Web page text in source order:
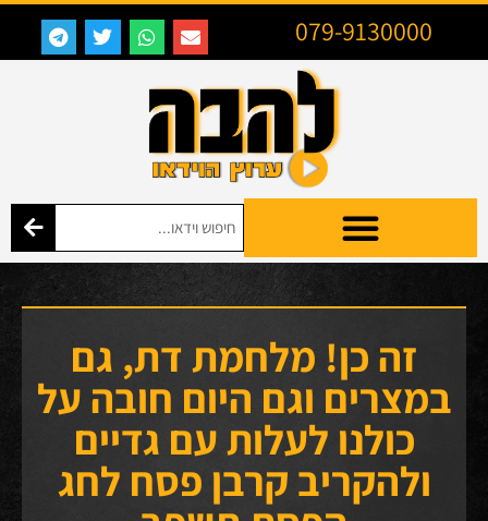
079-9130000
זה כן! מלחמת דת, גם
במצרים וגם היום חובה על
כולנו לעלות עם גדיים
ולהקריב קרבן פסח לחג